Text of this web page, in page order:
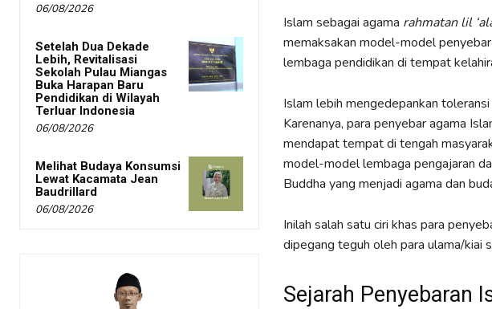
06/08/2026
Setelah Dua Dekade
Lebih, Revitalisasi
Sekolah Pulau Miangas
Buka Harapan Baru
Pendidikan di Wilayah
Terluar Indonesia
06/08/2026
Melihat Budaya Konsumsi
Lewat Kacamata Jean
Baudrillard
06/08/2026
Islam sebagai agama rahmatan lil
memaksakan model-model
lembaga pendidikan di tempat
Islam lebih mengedepankan
Karenanya, para penyebar agama
mendapat tempat di tengah
model-model lembaga pengajaran
Buddha yang menjadi agama dan
Inilah salah satu ciri khas para
dipegang teguh oleh para ulama/kiai
Sejarah Penyebaran